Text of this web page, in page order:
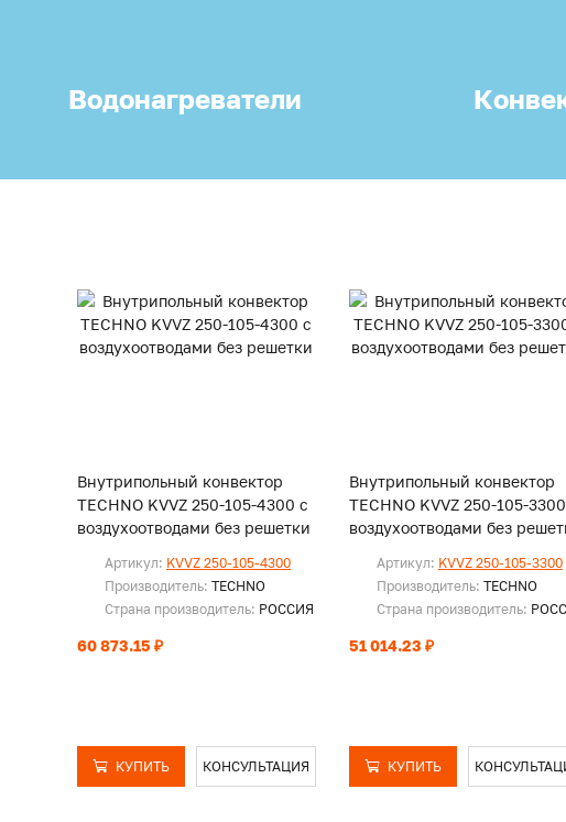
Водонагреватели
Внутрипольный конвектор
TECHNO KVVZ 250-105-4300 с
воздухоотводами без решетки
Артикул: KVVZ 250-105-4300
Производитель: TECHNO
Страна производитель: РОССИЯ
60 873.15 ₽
КУПИТЬ КОНСУЛЬТАЦИЯ
Внутрипольный конвектор
TECHNO KVVZ 250-105-
воздухоотводами без
Артикул: KVVZ 250-105-3300
Производитель: TECHNO
Страна производитель:
51 014.23 ₽
КУПИТЬ